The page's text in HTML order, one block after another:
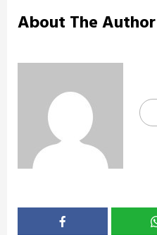
About The Author